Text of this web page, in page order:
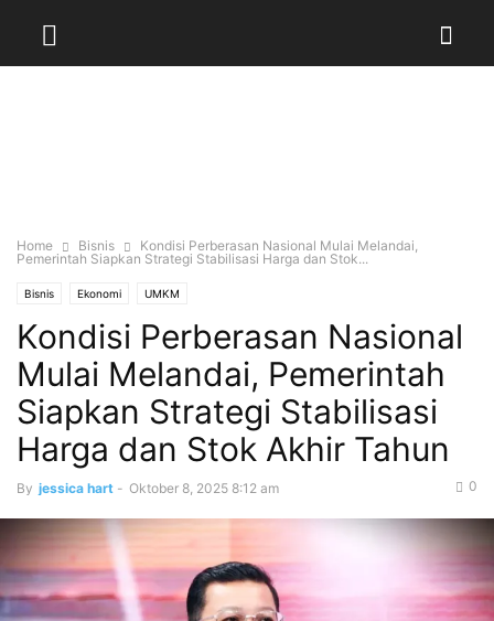
Home Bisnis
Kondisi Perberasan Nasional Mulai Melandai,
Pemerintah Siapkan Strategi Stabilisasi Harga dan Stok...
Bisnis Ekonomi UMKM
Kondisi Perberasan Nasional
Mulai Melandai, Pemerintah
Siapkan Strategi Stabilisasi
Harga dan Stok Akhir Tahun
By jessica hart - Oktober 8, 2025 8:12 am 0